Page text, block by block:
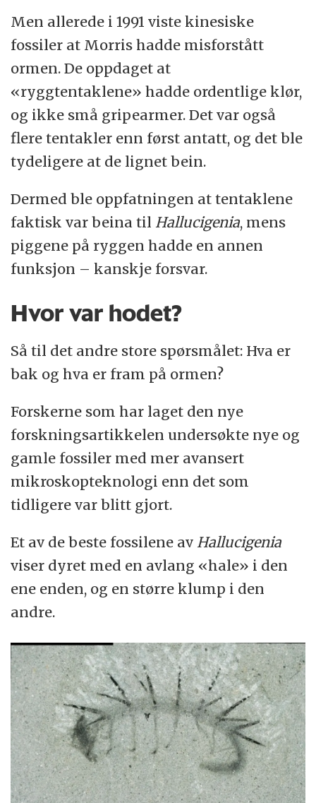
Men allerede i 1991 viste kinesiske
fossiler at Morris hadde misforstått
ormen. De oppdaget at
«ryggtentaklene» hadde ordentlige klør,
og ikke små gripearmer. Det var også
flere tentakler enn først antatt, og det ble
tydeligere at de lignet bein.
Dermed ble oppfatningen at tentaklene
faktisk var beina til Hallucigenia, mens
piggene på ryggen hadde en annen
funksjon – kanskje forsvar.
Hvor var hodet?
Så til det andre store spørsmålet: Hva er
bak og hva er fram på ormen?
Forskerne som har laget den nye
forskningsartikkelen undersøkte nye og
gamle fossiler med mer avansert
mikroskopteknologi enn det som
tidligere var blitt gjort.
Et av de beste fossilene av Hallucigenia
viser dyret med en avlang «hale» i den
ene enden, og en større klump i den
andre.